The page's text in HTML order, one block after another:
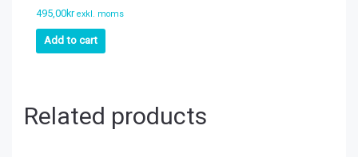
495,00kr exkl. moms
Add to cart
Related products